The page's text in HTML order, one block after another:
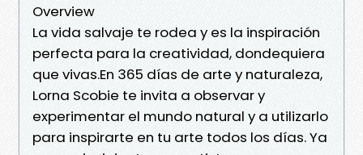
Overview
La vida salvaje te rodea y es la inspiración
perfecta para la creatividad, dondequiera
que vivas.En 365 días de arte y naturaleza,
Lorna Scobie te invita a observar y
experimentar el mundo natural y a utilizarlo
para inspirarte en tu arte todos los días. Ya